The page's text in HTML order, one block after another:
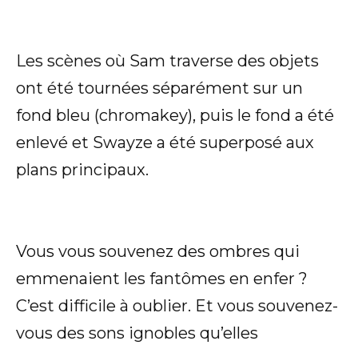
Les scènes où Sam traverse des objets
ont été tournées séparément sur un
fond bleu (chromakey), puis le fond a été
enlevé et Swayze a été superposé aux
plans principaux.
Vous vous souvenez des ombres qui
emmenaient les fantômes en enfer ?
C’est difficile à oublier. Et vous souvenez-
vous des sons ignobles qu’elles